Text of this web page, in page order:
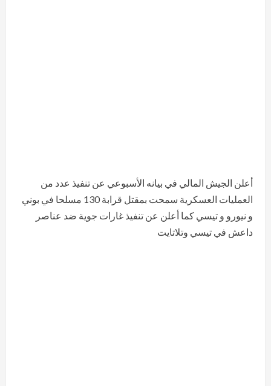
أعلن الجيش المالي في بيانه الأسبوعي عن تنفيذ عدد من
العمليات العسكرية سمحت بمقتل قرابة 130 مسلحا في بوني
و نيورو و تيسي كما أعلن عن تنفيذ غارات جوية ضد عناصر
داعش في تيسي وتلاتايت